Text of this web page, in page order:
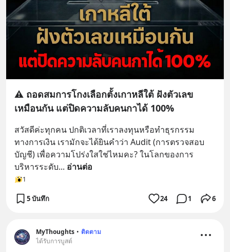
⚠️ ถอดสมการโกงเลือกตั้งเกาหลีใต้ ฝังตัวเลข
เหมือนกัน แต่ปิดความลับคนกาได้ 100%
สวัสดีค่ะทุกคน ปกติเวลาที่เราลงทุนหรือทำธุรกรรม
ทางการเงิน เรามักจะได้ยินคำว่า Audit (การตรวจสอบ
บัญชี) เพื่อความโปร่งใสใช่ไหมคะ? ในโลกของการ
บริหารระดับ... อ่านต่อ
1
5 บันทึก 24 1 6
MyThoughts • ติดตาม
ได้รับการบูสต์